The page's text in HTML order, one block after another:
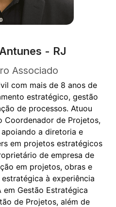
- RJ
Associado
com mais de 8 anos de
estratégico, gestão
de processos. Atuou
Coordenador de Projetos,
a diretoria e
em projetos estratégicos
de empresa de
em projetos, obras e
à experiência
em Gestão Estratégica
de Projetos, além de